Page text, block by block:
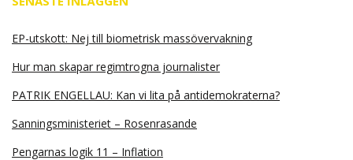
EP-utskott: Nej till biometrisk massövervakning
Hur man skapar regimtrogna journalister
PATRIK ENGELLAU: Kan vi lita på antidemokraterna?
Sanningsministeriet – Rosenrasande
Pengarnas logik 11 – Inflation